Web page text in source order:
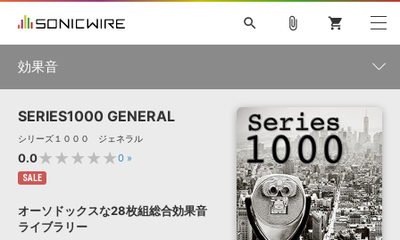
ソフト音源 »
プラグイン・エフェクト »
search
初音ミク NT 鏡音リン・レン V4X 巡音ルカ V4X
MEIKO V3
KAITO V3
VOCALOID TOONTRACK
SPITFIRE AUDIO
VIENNA
EZ DRUMMER 3
ライセンスフリーBGM
ボーカル抜き出し
DUBSTEP
ELECTRONICA
EDM TRANCE MUTANT
ROUTER.FM
attach_file shopping_cart
効果音
製品一覧
SERIES1000 GENERAL
シリーズ１０００ ジェネラル
0.0★★★★★0 »
SALE
オーソドックスな28枚組総合効果音
ライブラリー